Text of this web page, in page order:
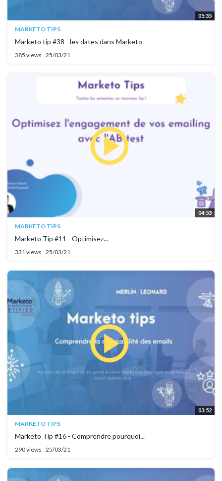
05:35
MARKETO TIPS
Marketo tip #38 - les dates dans Marketo
385 views 25/03/21
04:53
MARKETO TIPS
Marketo Tip #11 - Optimisez...
331 views 25/03/21
03:52
MARKETO TIPS
Marketo Tip #16 - Comprendre pourquoi...
290 views 25/03/21